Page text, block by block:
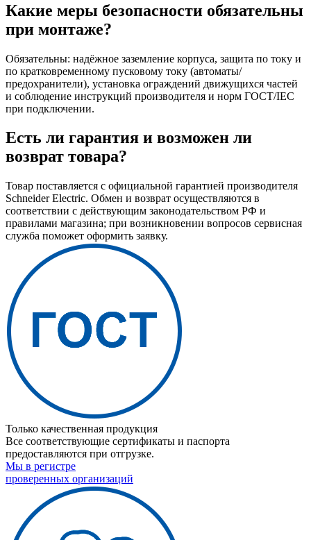
Какие меры безопасности обязательны
при монтаже?
Обязательны: надёжное заземление корпуса, защита по току и
по кратковременному пусковому току (автоматы/
предохранители), установка ограждений движущихся частей
и соблюдение инструкций производителя и норм ГОСТ/IEC
при подключении.
Есть ли гарантия и возможен ли
возврат товара?
Товар поставляется с официальной гарантией производителя
Schneider Electric. Обмен и возврат осуществляются в
соответствии с действующим законодательством РФ и
правилами магазина; при возникновении вопросов сервисная
служба поможет оформить заявку.
Только качественная продукция
Все соответствующие сертификаты и паспорта
предоставляются при отгрузке.
Мы в регистре
проверенных организаций